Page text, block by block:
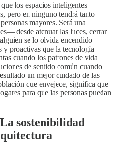
los espacios inteligentes
pero en ninguno tendrá tanto
mayores. Será una
desde atenuar las luces, cerrar
se lo olvida encendido—
y proactivas que la tecnología
cuando los patrones de vida
de sentido común cuando
un mejor cuidado de las
que envejece, significa que
para que las personas puedan
sostenibilidad